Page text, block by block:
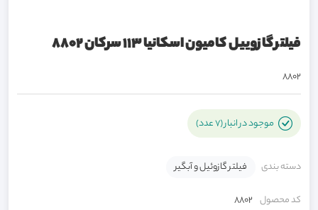
فیلتر گازوییل کامیون اسکانیا 113 سرکان 8802
8802
موجود در انبار (7 عدد)
دسته بندی فیلتر گازوئیل و آبگیر
کد محصول 8802